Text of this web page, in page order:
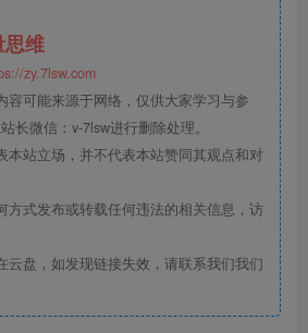
维
zy.7lsw.com
容可能来源于网络，仅供大家学习与参
长微信：v-7lsw进行删除处理。
本站立场，并不代表本站赞同其观点和对
方式发布或转载任何违法的相关信息，访
云盘，如发现链接失效，请联系我们我们